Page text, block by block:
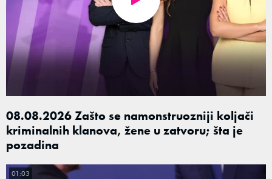
08.08.2026 Zašto se namonstruozniji koljači
kriminalnih klanova, žene u zatvoru; šta je
pozadina
01:03